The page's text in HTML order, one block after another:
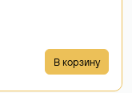
В корзину